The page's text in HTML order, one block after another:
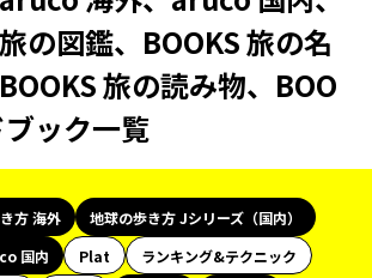
の図鑑、BOOKS 旅の名
旅の読み物、BOO
ック一覧
方 海外
地球の歩き方 Jシリーズ（国内）
国内 Plat
ランキング&テクニック